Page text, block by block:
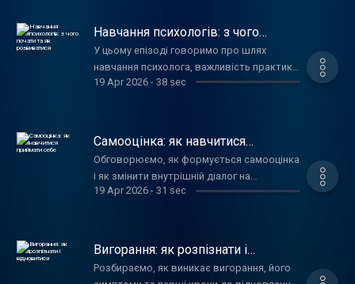
Навчання психологів: з чого
почати та як розвиватися
У цьому епізоді говоримо про шлях
навчання психолога, важливість практики
та розвитку навичок. Дізнатися більше
19 Apr 2026- 38 sec
Самооцінка: як навчитися
приймати себе
Обговорюємо, як формується самооцінка
і як змінити внутрішній діалог на
підтримуючий. Дізнатися більше про
19 Apr 2026- 31 sec
Вигорання: як розпізнати і
відновитися
Розбираємо, як виникає вигорання, його